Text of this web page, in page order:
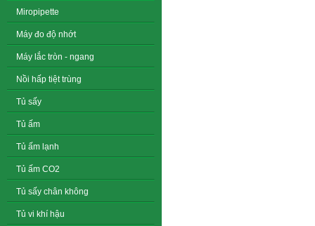
Miropipette
Máy đo độ nhớt
Máy lắc tròn - ngang
Nồi hấp tiệt trùng
Tủ sấy
Tủ ấm
Tủ ấm lạnh
Tủ ấm CO2
Tủ sấy chân không
Tủ vi khí hậu